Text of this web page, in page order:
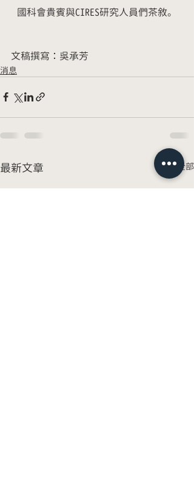
國科會貴賓與CIRES研究人員們茶敘。
文稿撰寫：吳承芳
消息
最新文章 查看全部